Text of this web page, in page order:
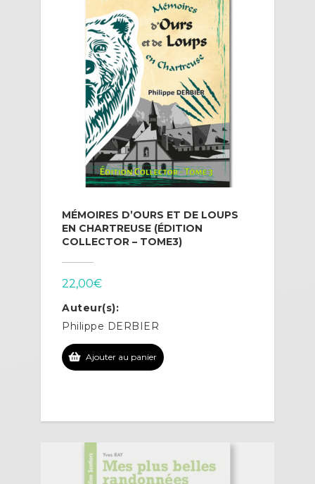
MÉMOIRES D’OURS ET DE LOUPS
EN CHARTREUSE (ÉDITION
COLLECTOR – TOME3)
22,00€
Auteur(s):
Philippe DERBIER
Ajouter au panier